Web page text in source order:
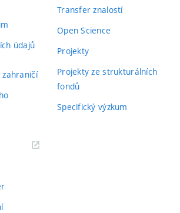
údajů
Transfer znalostí
Open Science
Projekty
Projekty ze strukturálních
fondů
Specifický výzkum